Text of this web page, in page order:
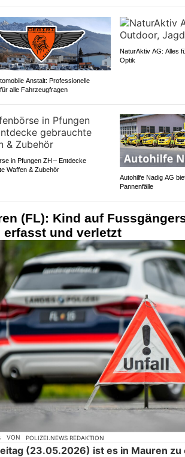
Anstalt: Professionelle
alle Fahrzeugfragen
NaturAktiv AG: Alles
Optik
in Pfungen ZH – Entdecke
Waffen & Zubehör
Autohilfe Nadig AG
Pannenfälle
(FL): Kind auf
erfasst und verletzt
VON POLIZEI.NEWS REDAKTION
(23.05.2026) ist es in Mauren zu